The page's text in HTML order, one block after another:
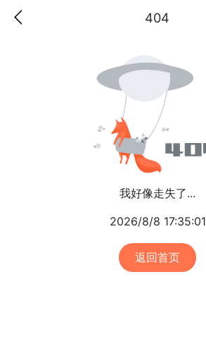
404
我好像走失了...
2026/8/8 17:35:01
返回首页